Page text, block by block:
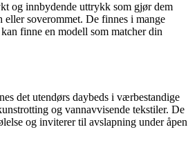
og innbydende uttrykk som gjør dem
eller soverommet. De finnes i mange
finne en modell som matcher din
det utendørs daybeds i værbestandige
og vannavvisende tekstiler. De
og inviterer til avslapning under åpen